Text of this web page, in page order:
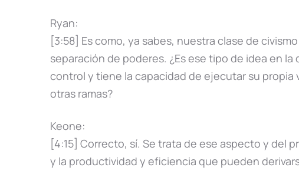
Ryan:
[3:58] Es como, ya sabes, nuestra clase de
separación de poderes. ¿Es ese tipo de idea en
control y tiene la capacidad de ejecutar su
otras ramas?
Keone:
[4:15] Correcto, sí. Se trata de ese aspecto y del
y la productividad y eficiencia que pueden